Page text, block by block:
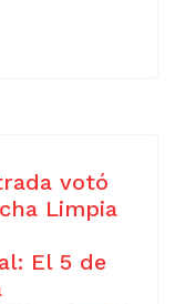
votó
Limpia
El 5 de